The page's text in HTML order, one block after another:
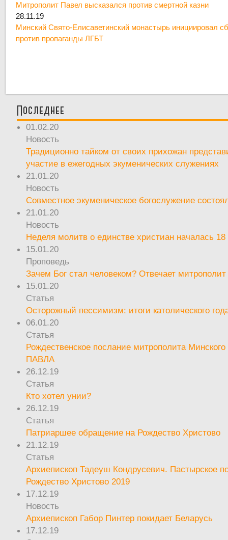
Митрополит Павел высказался против смертной казни
28.11.19
Минский Свято-Елисаветинский монастырь инициировал
против пропаганды ЛГБТ
Последнее
01.02.20
Новость
Традиционно тайком от своих прихожан
участие в ежегодных экуменических служениях
21.01.20
Новость
Совместное экуменическое богослужение
21.01.20
Новость
Неделя молитв о единстве христиан началась 18
15.01.20
Проповедь
Зачем Бог стал человеком? Отвечает
15.01.20
Статья
Осторожный пессимизм: итоги католического
06.01.20
Статья
Рождественское послание митрополита Минского
ПАВЛА
26.12.19
Статья
Кто хотел унии?
26.12.19
Статья
Патриаршее обращение на Рождество Христово
21.12.19
Статья
Архиепископ Тадеуш Кондрусевич. Пастырское
Рождество Христово 2019
17.12.19
Новость
Архиепископ Габор Пинтер покидает Беларусь
17.12.19